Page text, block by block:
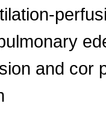
and cor